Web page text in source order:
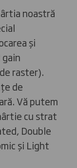
noastră
și
raster).
de
Vă putem
cu strat
Double
și Light